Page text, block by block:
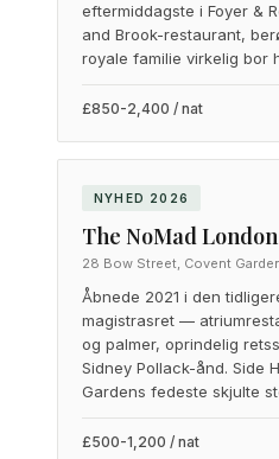
eftermiddagste i Foyer &
and Brook-restaurant,
royale familie virkelig bor
£850-2,400 / nat
NYHED 2026
The NoMad London
28 Bow Street, Covent
Åbnede 2021 i den
magistrasret —
og palmer, oprindelig
Sidney Pollack-ånd. Side
Gardens fedeste skjulte
£500-1,200 / nat